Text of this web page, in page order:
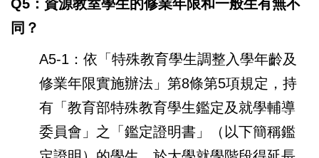
Q5：資源教室學生的修業年限和一般生有無不
同？
A5-1：依「特殊教育學生調整入學年齡及
修業年限實施辦法」第8條第5項規定，持
有「教育部特殊教育學生鑑定及就學輔導
委員會」之「鑑定證明書」（以下簡稱鑑